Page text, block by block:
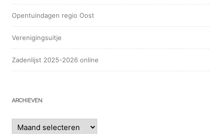
Opentuindagen regio Oost
Verenigingsuitje
Zadenlijst 2025-2026 online
ARCHIEVEN
Archieven